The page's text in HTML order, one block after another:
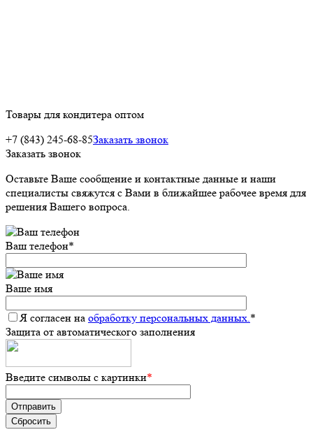
Товары для кондитера оптом
+7 (843) 245-68-85Заказать звонок
Заказать звонок
Оставьте Ваше сообщение и контактные данные и наши
специалисты свяжутся с Вами в ближайшее рабочее время для
решения Вашего вопроса.
Ваш телефон*
Ваше имя
Я согласен на обработку персональных данных.*
Защита от автоматического заполнения
Введите символы с картинки*